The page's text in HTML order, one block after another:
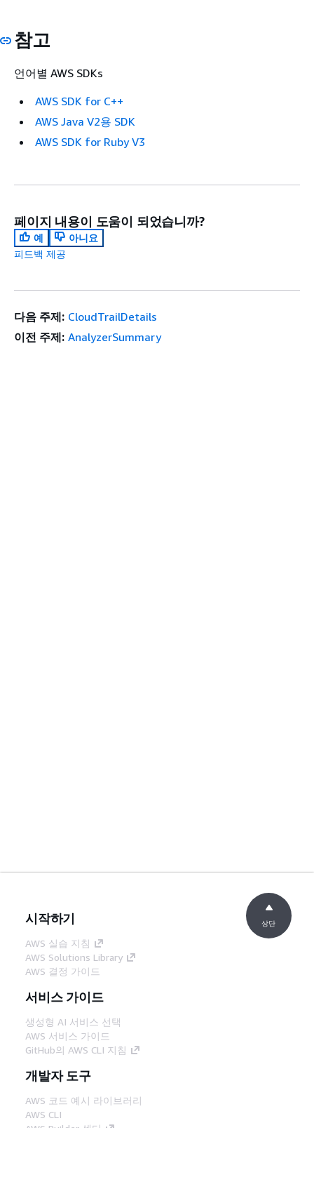
참고
언어별 AWS SDKs
AWS SDK for C++
AWS Java V2용 SDK
AWS SDK for Ruby V3
페이지 내용이 도움이 되었습니까?
예
아니요
피드백 제공
다음 주제: CloudTrailDetails
이전 주제: AnalyzerSummary
시작하기
AWS 실습 지침
AWS Solutions Library
AWS 결정 가이드
서비스 가이드
생성형 AI 서비스 선택
AWS 서비스 가이드
GitHub의 AWS CLI 지침
개발자 도구
AWS 코드 예시 라이브러리
AWS CLI
AWS Builder 센터
상단